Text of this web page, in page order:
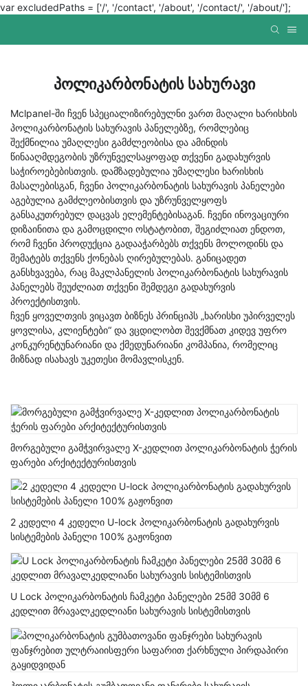
var excludedPaths = ['/', '/contact', '/about', '/contact/', '/about/'];
ᲞᲝᲚᲘᲙᲐᲠᲑᲝᲜᲐᲢᲘᲡ ᲡᲐᲮᲣᲠᲐᲕᲘ
Mclpanel-ში ჩვენ სპეციალიზირებულნი ვართ მაღალი ხარისხის
პოლიკარბონატის სახურავის პანელებზე, რომლებიც
შექმნილია უმაღლესი გამძლეობისა და ამინდის
წინააღმდეგობის უზრუნველსაყოფად თქვენი გადახურვის
საჭიროებებისთვის. დამზადებულია უმაღლესი ხარისხის
მასალებისგან, ჩვენი პოლიკარბონატის სახურავის პანელები
აგებულია გამძლეობისთვის და უზრუნველყოფს
განსაკუთრებულ დაცვას ელემენტებისაგან. ჩვენი ინოვაციური
დიზაინითა და გამოცდილი ოსტატობით, შეგიძლიათ ენდოთ,
რომ ჩვენი პროდუქცია გადააჭარბებს თქვენს მოლოდინს და
შემატებს თქვენს ქონებას ღირებულებას. განიცადეთ
განსხვავება, რაც მაკლპანელის პოლიკარბონატის სახურავის
პანელებს შეუძლიათ თქვენი შემდეგი გადახურვის
პროექტისთვის.
ჩვენ ყოველთვის ვიცავთ ბიზნეს პრინციპს „ხარისხი უპირველეს
ყოვლისა, კლიენტები“ და ვცდილობთ შევქმნათ კიდევ უფრო
კონკურენტუნარიანი და ქმედუნარიანი კომპანია, რომელიც
მიზნად ისახავს უკეთესი მომავლისკენ.
მორგებული გამჭვირვალე X-კედლით პოლიკარბონატის ჭერის
ფარები არქიტექტურისთვის
2 კედელი 4 კედელი U-lock პოლიკარბონატის გადახურვის
სისტემების პანელი 100% გაჟონვით
U Lock პოლიკარბონატის ჩამკეტი პანელები 25მმ 30მმ 6
კედლით მრავალკედლიანი სახურავის სისტემისთვის